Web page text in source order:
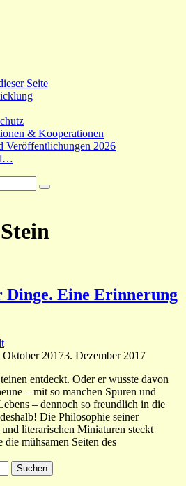
Seite
& Kooperationen
Veröffentlichungen 2026
Stein
Dinge. Eine Erinnerung
Oktober 20173. Dezember 2017
entdeckt. Oder er wusste davon
– mit so manchen Spuren und
– dennoch so freundlich in die
Die Philosophie seiner
literarischen Miniaturen steckt
mühsamen Seiten des